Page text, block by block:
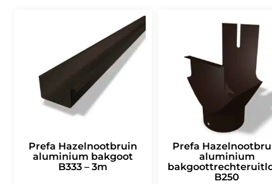
Prefa Hazelnootbruin
aluminium bakgoot
B333 – 3m
Prefa
aluminium
B250